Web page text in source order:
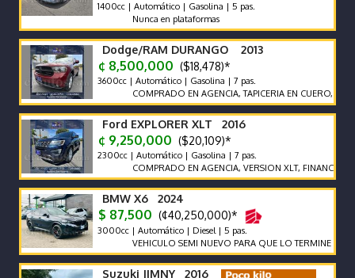
1400cc | Automático | Gasolina | 5 pas.
Nunca en plataformas
Dodge/RAM DURANGO 2013
¢ 8,500,000 ($18,478)*
3600cc | Automático | Gasolina | 7 pas.
COMPRADO EN AGENCIA, TAPICERIA EN CUERO, SIETE
Ford EXPLORER XLT 2016
¢ 9,250,000 ($20,109)*
2300cc | Automático | Gasolina | 7 pas.
COMPRADO EN AGENCIA, VERSION XLT,
BMW X6 2024
$ 87,500 (¢40,250,000)*
3000cc | Automático | Diesel | 5 pas.
VEHICULO SEMI NUEVO PARA QUE LO TERMINE DE
Suzuki JIMNY 2016